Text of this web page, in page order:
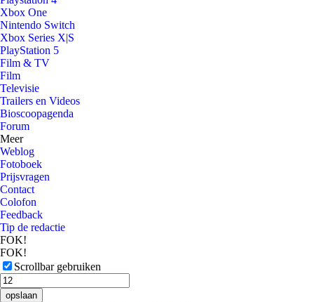
Xbox One
Nintendo Switch
Xbox Series X|S
PlayStation 5
Film & TV
Film
Televisie
Trailers en Videos
Bioscoopagenda
Forum
Meer
Weblog
Fotoboek
Prijsvragen
Contact
Colofon
Feedback
Tip de redactie
FOK!
FOK!
Scrollbar gebruiken
opslaan